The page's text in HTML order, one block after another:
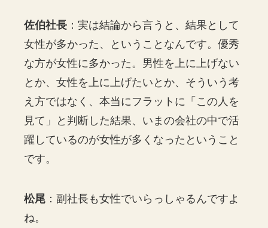
佐伯社長 ：実は結論から言うと、結果として
女性が多かった、ということなんです。優秀
な方が女性に多かった。男性を上に上げない
とか、女性を上に上げたいとか、そういう考
え方ではなく、本当にフラットに「この人を
見て」と判断した結果、いまの会社の中で活
躍しているのが女性が多くなったということ
です。
松尾 ：副社長も女性でいらっしゃるんですよ
ね。